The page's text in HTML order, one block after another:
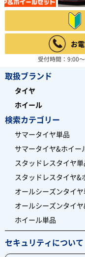
お
受付時間：9:00
取扱ブランド
タイヤ
ホイール
検索カテゴリー
サマータイヤ単品
サマータイヤ&ホイー
スタッドレスタイヤ単
スタッドレスタイヤ&
オールシーズンタイ
オールシーズンタイ
ホイール単品
セキュリティについて